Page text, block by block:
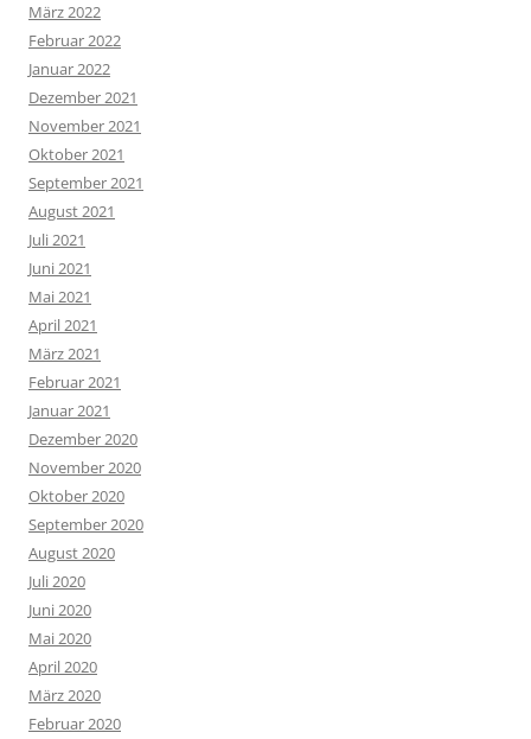
März 2022
Februar 2022
Januar 2022
Dezember 2021
November 2021
Oktober 2021
September 2021
August 2021
Juli 2021
Juni 2021
Mai 2021
April 2021
März 2021
Februar 2021
Januar 2021
Dezember 2020
November 2020
Oktober 2020
September 2020
August 2020
Juli 2020
Juni 2020
Mai 2020
April 2020
März 2020
Februar 2020